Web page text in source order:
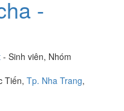
-
- Sinh viên, Nhóm
Tiến, Tp. Nha Trang,